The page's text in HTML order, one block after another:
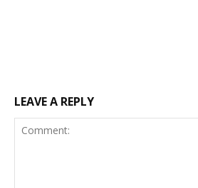
LEAVE A REPLY